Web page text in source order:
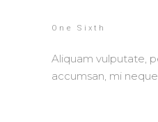
One Sixth
Aliquam vulputate,
accumsan, mi